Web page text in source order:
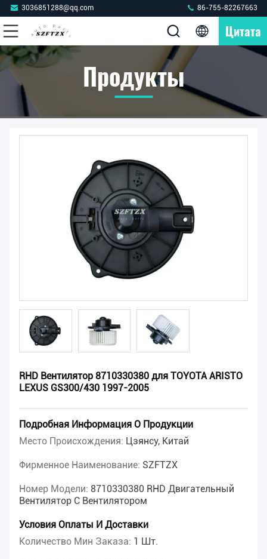
3036851288@qq.com 86-755-82267663
Цитата
Продукты
RHD Вентилятор 8710330380 для TOYOTA ARISTO
LEXUS GS300/430 1997-2005
Подробная Информация О Продукции
Место Происхождения: Цзянсу, Китай
Фирменное Наименование: SZFTZX
Номер Модели: 8710330380 RHD Двигательный
Вентилятор С Вентилятором
Условия Оплаты И Доставки
Количество Мин Заказа: 1 Шт.